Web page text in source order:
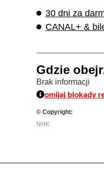
30 dni za
CANAL+ &
Gdzie
Brak informacji
omijaj blokady
© Copyright:
NHK